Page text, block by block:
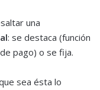
una
: se destaca (función
pago) o se fija.
sea ésta lo